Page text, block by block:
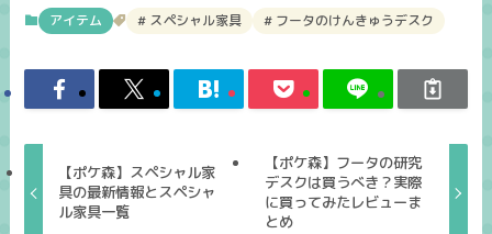
アイテム スペシャル家具 フータのけんきゅうデスク
【ポケ森】スペシャル家
具の最新情報とスペシャ
ル家具一覧
【ポケ森】フータの研究
デスクは買うべき？実際
に買ってみたレビューま
とめ